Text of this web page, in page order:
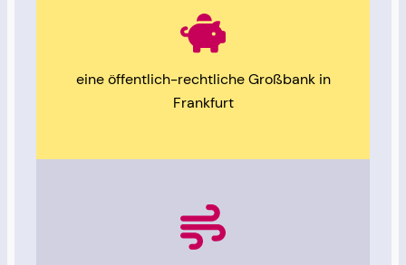
eine öffentlich-rechtliche Großbank in
Frankfurt